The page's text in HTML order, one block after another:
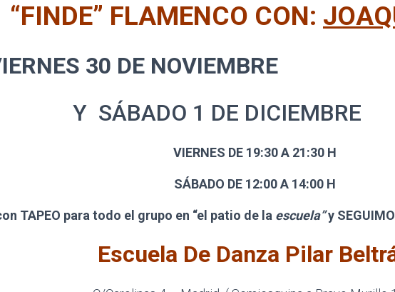
“FINDE” FLAMENCO CON:
30 DE NOVIEMBRE
Y SÁBADO 1 DE DICIEMBRE
VIERNES DE 19:30 A 21:30 H
SÁBADO DE 12:00 A 14:00 H
TAPEO para todo el grupo en “el patio de la escuela”y
Escuela De Danza Pilar